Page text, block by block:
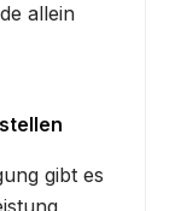
allein
gibt es